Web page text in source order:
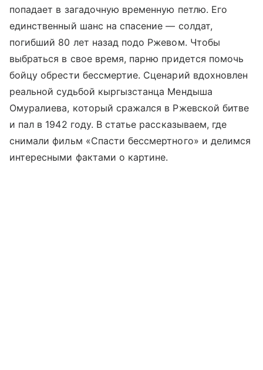
попадает в загадочную временную петлю. Его
единственный шанс на спасение — солдат,
погибший 80 лет назад подо Ржевом. Чтобы
выбраться в свое время, парню придется помочь
бойцу обрести бессмертие. Сценарий вдохновлен
реальной судьбой кыргызстанца Мендыша
Омуралиева, который сражался в Ржевской битве
и пал в 1942 году. В статье рассказываем, где
снимали фильм «Спасти бессмертного» и делимся
интересными фактами о картине.